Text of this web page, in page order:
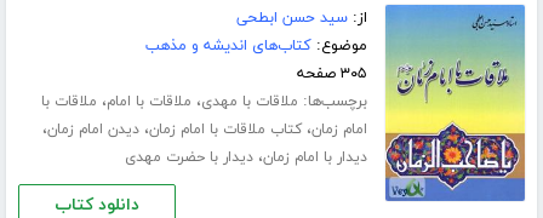
از:سید حسن ابطحی
موضوع:کتاب‌های اندیشه و مذهب
۳۰۵ صفحه
برچسب‌ها: ملاقات با مهدی، ملاقات با امام، ملاقات با
امام زمان،کتاب ملاقات با امام زمان،دیدن امام زمان،
دیدار با امام زمان،دیدار با حضرت مهدی
دانلود کتاب